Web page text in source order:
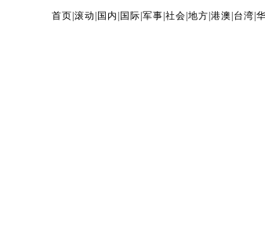
首页 滚动 国内 国际 军事 社会 地方 港澳 台湾